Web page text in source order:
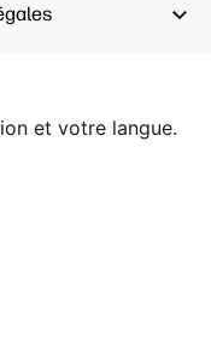
et votre langue.